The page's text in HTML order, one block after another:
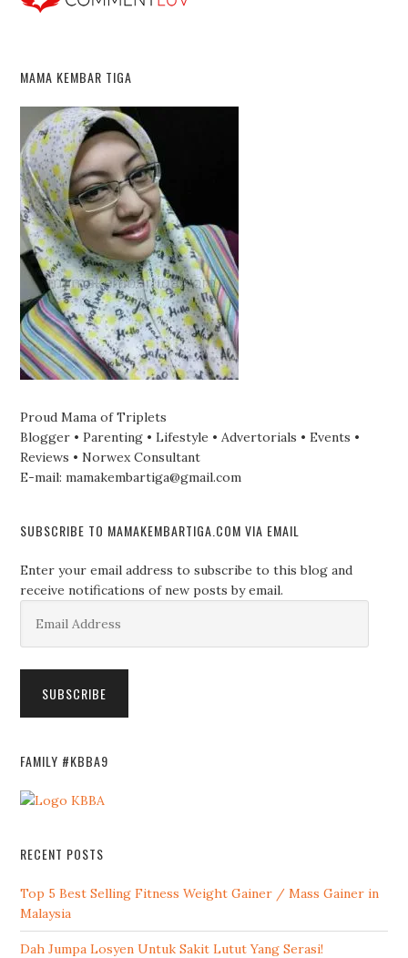
MAMA KEMBAR TIGA
Proud Mama of Triplets
Blogger • Parenting • Lifestyle • Advertorials • Events •
Reviews • Norwex Consultant
E-mail: mamakembartiga@gmail.com
SUBSCRIBE TO MAMAKEMBARTIGA.COM VIA EMAIL
Enter your email address to subscribe to this blog and
receive notifications of new posts by email.
Address
SUBSCRIBE
FAMILY #KBBA9
RECENT POSTS
Top 5 Best Selling Fitness Weight Gainer / Mass Gainer in
Malaysia
Dah Jumpa Losyen Untuk Sakit Lutut Yang Serasi!